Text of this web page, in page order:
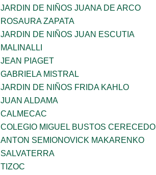
JARDIN DE NIÑOS JUANA DE ARCO
ROSAURA ZAPATA
JARDIN DE NIÑOS JUAN ESCUTIA
MALINALLI
JEAN PIAGET
GABRIELA MISTRAL
JARDIN DE NIÑOS FRIDA KAHLO
JUAN ALDAMA
CALMECAC
COLEGIO MIGUEL BUSTOS CERECEDO
ANTON SEMIONOVICK MAKARENKO
SALVATERRA
TIZOC